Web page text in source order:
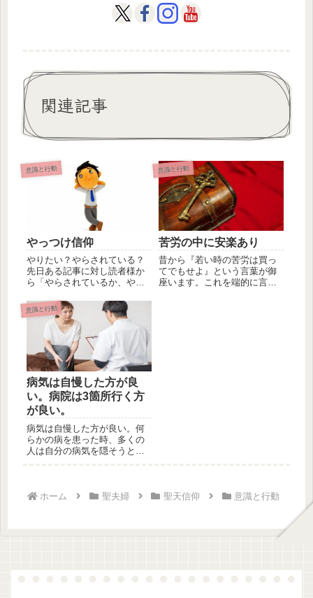
関連記事
意識と行動
やっつけ信仰
やりたい？やらされている？
先日ある記事に対し読者様か
ら「やらされているか、やり
ですね。...
意識と行動
苦労の中に安楽あり
昔から『若い時の苦労は買っ
てでもせよ』という言葉が御
座います。これを端的に言え
意識と行動
病気は自慢した方が良
い。病院は3箇所行く方
が良い。
病気は自慢した方が良い。何
らかの病を患った時、多くの
人は自分の病気を隠そうとし
ホーム 聖夫婦 聖天信仰 意識と行動